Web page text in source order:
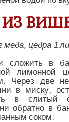
ИЗ
меда, цедра 1
сложить в
лимонной
Через две
в миску,
в слитый
обратно в
соком.